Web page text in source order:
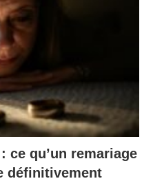
ce qu’un remariage
définitivement